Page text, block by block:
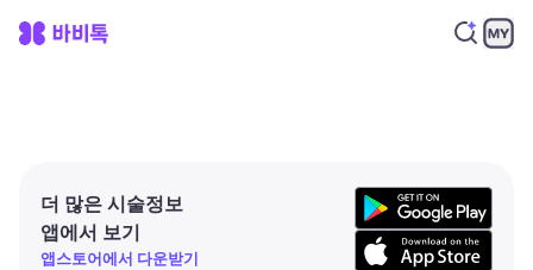
더 많은 시술정보
앱에서 보기
앱스토어에서 다운받기